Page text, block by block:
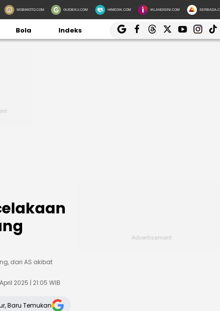
MOBIMOTO.COM GUIDEKU.COM HIMEDIK.COM IKLANDISINI.COM
Bola Indeks
dari AS akibat
2025 | 21:05 WIB
Baru Temukan